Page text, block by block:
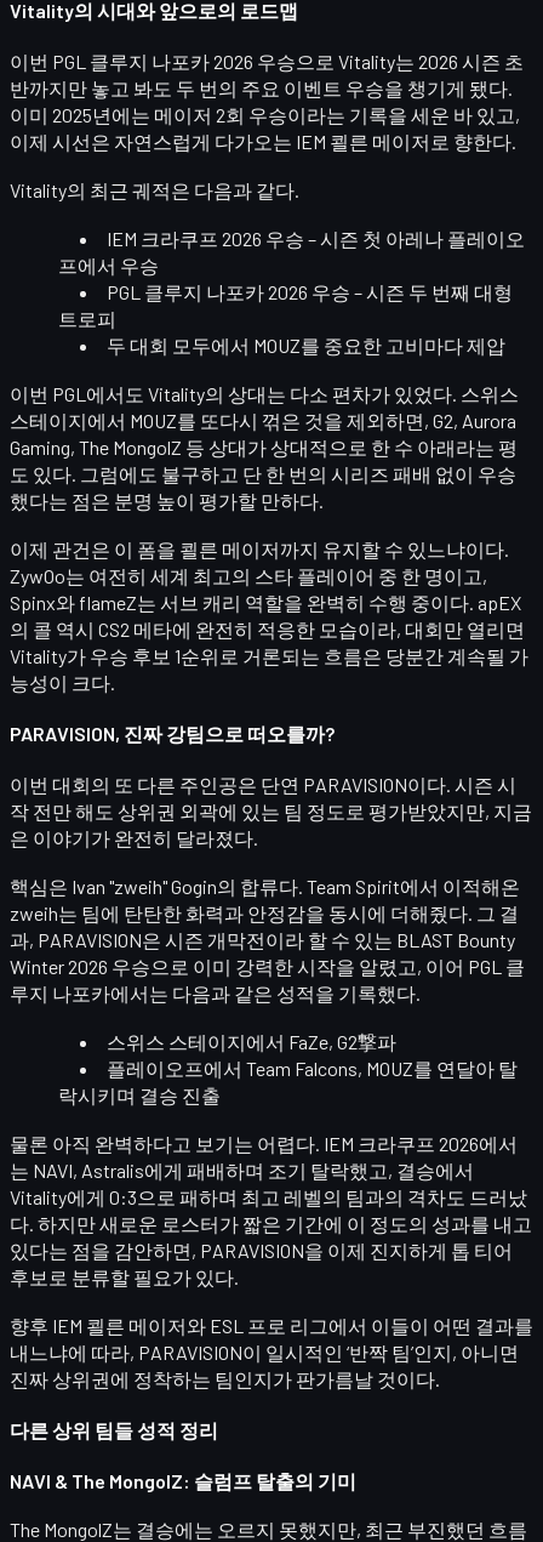
Vitality의 시대와 앞으로의 로드맵
이번 PGL 클루지 나포카 2026 우승으로 Vitality는 2026 시즌 초
반까지만 놓고 봐도 두 번의 주요 이벤트 우승을 챙기게 됐다.
이미 2025년에는 메이저 2회 우승이라는 기록을 세운 바 있고,
이제 시선은 자연스럽게 다가오는 IEM 쾰른 메이저 로 향한다.
Vitality의 최근 궤적은 다음과 같다.
IEM 크라쿠프 2026 우승 – 시즌 첫 아레나 플레이오
프에서 우승
PGL 클루지 나포카 2026 우승 – 시즌 두 번째 대형
트로피
두 대회 모두에서 MOUZ를 중요한 고비마다 제압
이번 PGL에서도 Vitality의 상대는 다소 편차가 있었다. 스위스
스테이지에서 MOUZ를 또다시 꺾은 것을 제외하면, G2, Aurora
Gaming, The MongolZ 등 상대가 상대적으로 한 수 아래라는 평
도 있다. 그럼에도 불구하고 단 한 번의 시리즈 패배 없이 우승
했다는 점은 분명 높이 평가할 만하다.
이제 관건은 이 폼을 쾰른 메이저까지 유지할 수 있느냐이다.
ZywOo는 여전히 세계 최고의 스타 플레이어 중 한 명이고,
Spinx와 flameZ는 서브 캐리 역할을 완벽히 수행 중이다. apEX
의 콜 역시 CS2 메타에 완전히 적응한 모습이라, 대회만 열리면
Vitality가 우승 후보 1순위로 거론되는 흐름은 당분간 계속될 가
능성이 크다.
PARAVISION, 진짜 강팀으로 떠오를까?
이번 대회의 또 다른 주인공은 단연 PARAVISION이다. 시즌 시
작 전만 해도 상위권 외곽에 있는 팀 정도로 평가받았지만, 지금
은 이야기가 완전히 달라졌다.
핵심은 Ivan "zweih" Gogin의 합류다. Team Spirit에서 이적해온
zweih는 팀에 탄탄한 화력과 안정감을 동시에 더해줬다. 그 결
과, PARAVISION은 시즌 개막전이라 할 수 있는 BLAST Bounty
Winter 2026 우승으로 이미 강력한 시작을 알렸고, 이어 PGL 클
루지 나포카에서는 다음과 같은 성적을 기록했다.
스위스 스테이지에서 FaZe, G2撃파
플레이오프에서 Team Falcons, MOUZ를 연달아 탈
락시키며 결승 진출
물론 아직 완벽하다고 보기는 어렵다. IEM 크라쿠프 2026에서
는 NAVI, Astralis에게 패배하며 조기 탈락했고, 결승에서
Vitality에게 0:3으로 패하며 최고 레벨의 팀과의 격차도 드러났
다. 하지만 새로운 로스터가 짧은 기간에 이 정도의 성과를 내고
있다는 점을 감안하면, PARAVISION을 이제 진지하게 톱 티어
후보 로 분류할 필요가 있다.
향후 IEM 쾰른 메이저와 ESL 프로 리그에서 이들이 어떤 결과를
내느냐에 따라, PARAVISION이 일시적인 ‘반짝 팀’인지, 아니면
진짜 상위권에 정착하는 팀인지가 판가름날 것이다.
다른 상위 팀들 성적 정리
NAVI & The MongolZ: 슬럼프 탈출의 기미
The MongolZ는 결승에는 오르지 못했지만, 최근 부진했던 흐름